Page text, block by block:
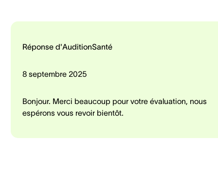
Réponse d'AuditionSanté
8 septembre 2025
Bonjour. Merci beaucoup pour votre évaluation, nous
espérons vous revoir bientôt.